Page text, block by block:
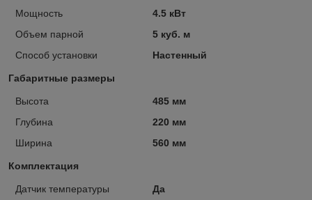
Мощность
4.5 кВт
Объем парной
5 куб. м
Способ установки
Настенный
Габаритные размеры
Высота
485 мм
Глубина
220 мм
Ширина
560 мм
Комплектация
Датчик температуры
Да